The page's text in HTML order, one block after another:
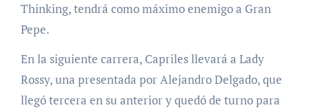
Thinking, tendrá como máximo enemigo a Gran
Pepe.
En la siguiente carrera, Capriles llevará a Lady
Rossy, una presentada por Alejandro Delgado, que
llegó tercera en su anterior y quedó de turno para